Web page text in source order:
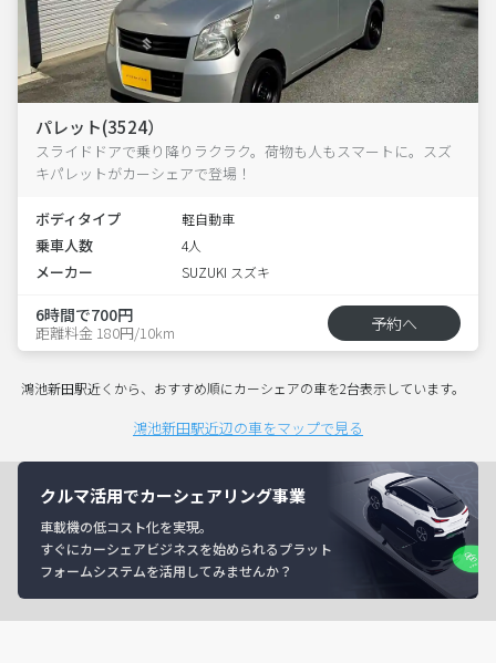
パレット(3524）
スライドドアで乗り降りラクラク。荷物も人もスマートに。スズ
キパレットがカーシェアで登場！
ボディタイプ 軽自動車
乗車人数 4人
メーカー SUZUKI スズキ
6時間で700円
距離料金 180円/10km 予約へ
鴻池新田駅近くから、おすすめ順にカーシェアの車を2台表示しています。
鴻池新田駅近辺の車をマップで見る
クルマ活用でカーシェアリング事業
車載機の低コスト化を実現。
すぐにカーシェアビジネスを始められるプラット
フォームシステムを活用してみませんか？